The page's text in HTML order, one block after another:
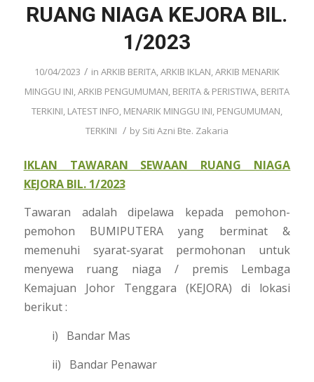
RUANG NIAGA KEJORA BIL.
1/2023
10/04/2023 / in ARKIB BERITA,ARKIB IKLAN,ARKIB MENARIK
MINGGU INI,ARKIB PENGUMUMAN, BERITA & PERISTIWA, BERITA
TERKINI, LATEST INFO, MENARIK MINGGU INI, PENGUMUMAN,
TERKINI / by Siti Azni Bte. Zakaria
IKLAN TAWARAN SEWAAN RUANG NIAGA
KEJORA BIL. 1/2023
Tawaran adalah dipelawa kepada pemohon-
pemohon BUMIPUTERA yang berminat &
memenuhi syarat-syarat permohonan untuk
menyewa ruang niaga / premis Lembaga
Kemajuan Johor Tenggara (KEJORA) di lokasi
berikut :
i) Bandar Mas
ii) Bandar Penawar